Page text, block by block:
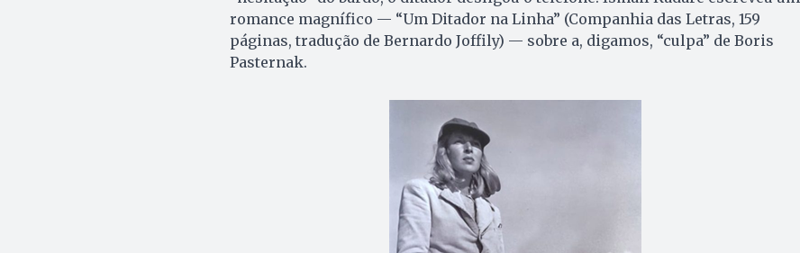
romance magnífico — “Um Ditador na Linha” (Companhia das Letras, 159
páginas, tradução de Bernardo Joffily) — sobre a, digamos, “culpa” de Boris
Pasternak.